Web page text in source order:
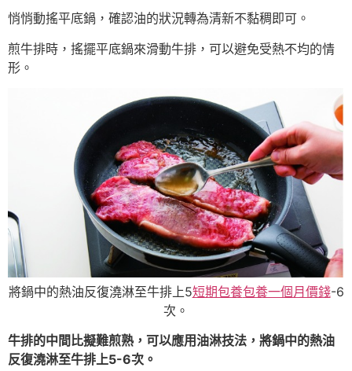
悄悄動搖平底鍋，確認油的狀況轉為清新不黏稠即可。
煎牛排時，搖擺平底鍋來滑動牛排，可以避免受熱不均的情
形。
將鍋中的熱油反復澆淋至牛排上5短期包養包養一個月價錢-6
次。
牛排的中間比擬難煎熟，可以應用油淋技法，將鍋中的熱油
反復澆淋至牛排上5-6次。